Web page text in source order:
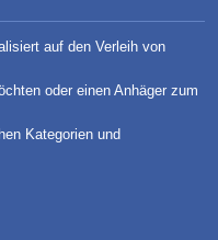
auf den Verleih von
oder einen Anhäger zum
Kategorien und